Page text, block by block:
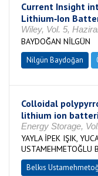
Current Insight
Lithium‐Ion
Wiley, Vol. 5,
BAYDOĞAN NİLGÜN
Nilgün Baydoğan
Colloidal
lithium ion
Energy Storage,
YAYLA İPEK IŞIK,
USTAMEHMETOĞLU
Belkıs